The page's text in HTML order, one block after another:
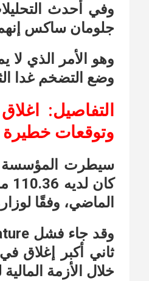
وفي أحدث
جلومان ساكس إنهم
وهو الأمر الذي لا
وضع التضخم غدا
وتوقعات خطيرة
الماضي، وفقًا
ثاني أكبر إغلاق
خلال الأزمة المالية